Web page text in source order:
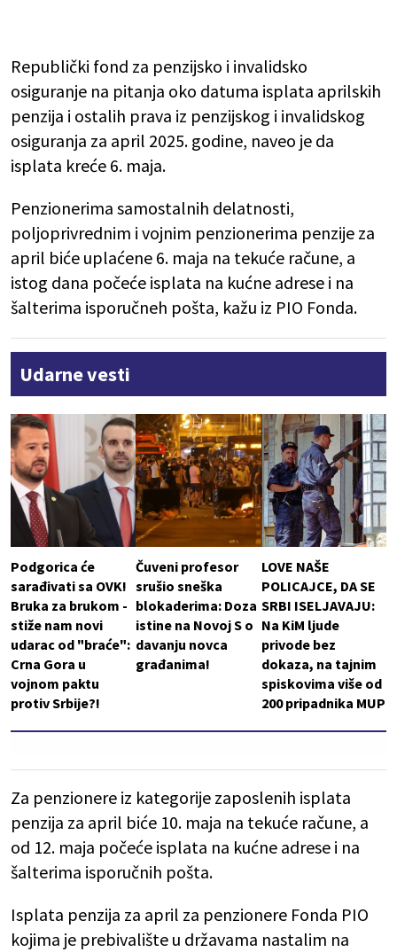
Republički fond za penzijsko i invalidsko
osiguranje na pitanja oko datuma isplata aprilskih
penzija i ostalih prava iz penzijskog i invalidskog
osiguranja za april 2025. godine, naveo je da
isplata kreće 6. maja.
Penzionerima samostalnih delatnosti,
poljoprivrednim i vojnim penzionerima penzije za
april biće uplaćene 6. maja na tekuće račune, a
istog dana počeće isplata na kućne adrese i na
šalterima isporučneh pošta, kažu iz PIO Fonda.
Udarne vesti
Podgorica će
sarađivati sa OVK!
Bruka za brukom -
stiže nam novi
udarac od "braće":
Crna Gora u
vojnom paktu
protiv Srbije?!
Čuveni profesor
srušio sneška
blokaderima: Doza
istine na Novoj S o
davanju novca
građanima!
LOVE NAŠE
POLICAJCE, DA SE
SRBI ISELJAVAJU:
Na KiM ljude
privode bez
dokaza, na tajnim
spiskovima više od
200 pripadnika MUP
Za penzionere iz kategorije zaposlenih isplata
penzija za april biće 10. maja na tekuće račune, a
od 12. maja počeće isplata na kućne adrese i na
šalterima isporučnih pošta.
Isplata penzija za april za penzionere Fonda PIO
kojima je prebivalište u državama nastalim na